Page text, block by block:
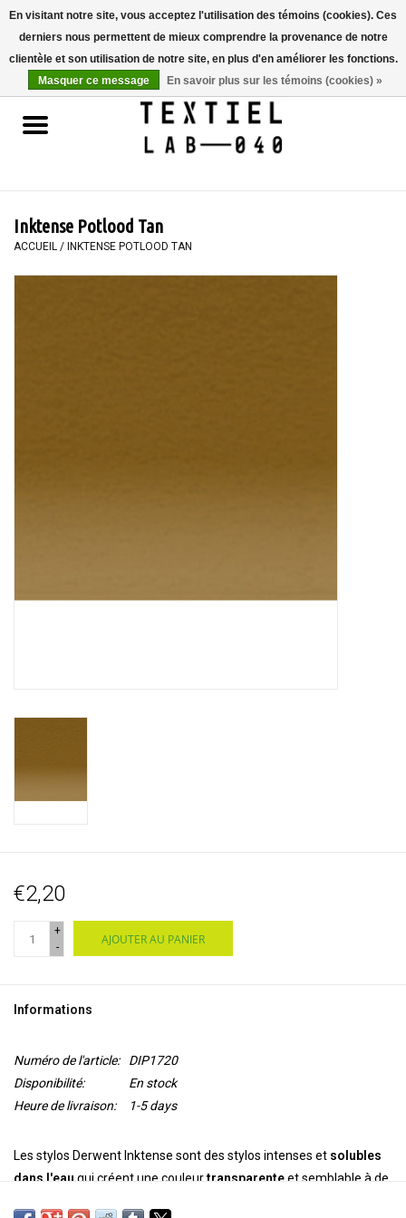
Accueil
LIVRES
PEINTURE
Inktense Potlood Tan
ACCUEIL / INKTENSE POTLOOD TAN
€2,20
+
-
AJOUTER AU PANIER
Informations
Numéro de l'article:
DIP1720
Disponibilité:
En stock
Heure de livraison:
1-5 days
Les stylos Derwent Inktense sont des stylos intenses et solubles
dans l'eau qui créent une couleurtransparenteet semblable à de
En visitant notre site, vous acceptez l'utilisation des témoins (cookies). Ces
derniers nous permettent de mieux comprendre la provenance de notre
clientèle et son utilisation de notre site, en plus d'en améliorer les fonctions.
Masquer ce message
En savoir plus sur les témoins (cookies) »